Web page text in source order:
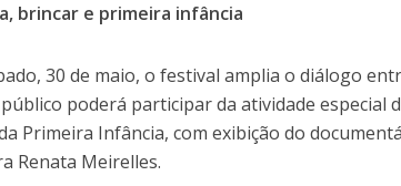
brincar e primeira infância
30 de maio, o festival amplia o diálogo
poderá participar da atividade especial
Primeira Infância, com exibição do
Renata Meirelles.